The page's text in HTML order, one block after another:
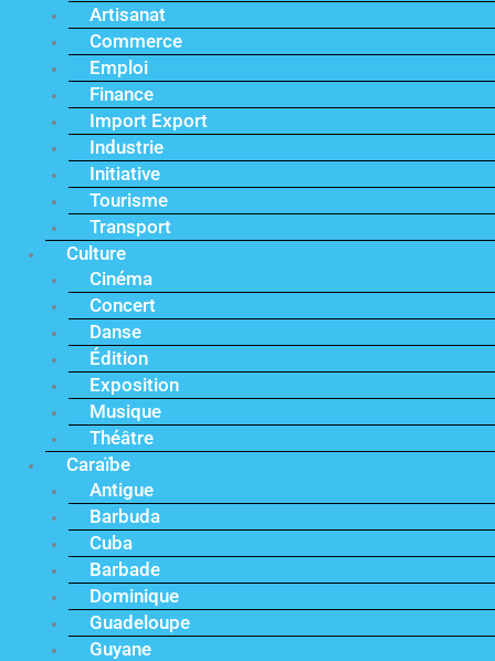
Artisanat
Commerce
Emploi
Finance
Import Export
Industrie
Initiative
Tourisme
Transport
Culture
Cinéma
Concert
Danse
Édition
Exposition
Musique
Théâtre
Caraïbe
Antigue
Barbuda
Cuba
Barbade
Dominique
Guadeloupe
Guyane